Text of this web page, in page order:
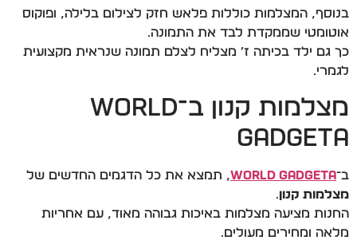
בנוסף, המצלמות כוללות פלאש חזק לצילום בלילה, ופוקוס
אוטומטי שממקדת לבד את התמונה.
כך גם ילד בכיתה ז׳ מצליח לצלם תמונה שנראית מקצועית
לגמרי.
מצלמות קנון ב־World
Gadgeta
ב־World Gadgeta, תמצא את כל הדגמים החדשים של
מצלמות קנון.
החנות מציעה מצלמות באיכות גבוהה מאוד, עם אחריות
מלאה ומחירים מעולים.